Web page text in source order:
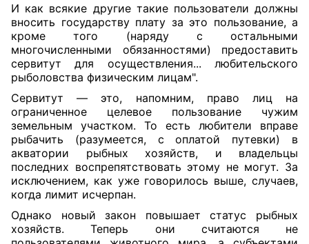
И как всякие другие такие пользователи должны
вносить государству плату за это пользование, а
кроме того (наряду с остальными
многочисленными обязанностями) предоставить
сервитут для осуществления... любительского
рыболовства физическим лицам".
Сервитут — это, напомним, право лиц на
ограниченное целевое пользование чужим
земельным участком. То есть любители вправе
рыбачить (разумеется, с оплатой путевки) в
акватории рыбных хозяйств, и владельцы
последних воспрепятствовать этому не могут. За
исключением, как уже говорилось выше, случаев,
когда лимит исчерпан.
Однако новый закон повышает статус рыбных
хозяйств. Теперь они считаются не